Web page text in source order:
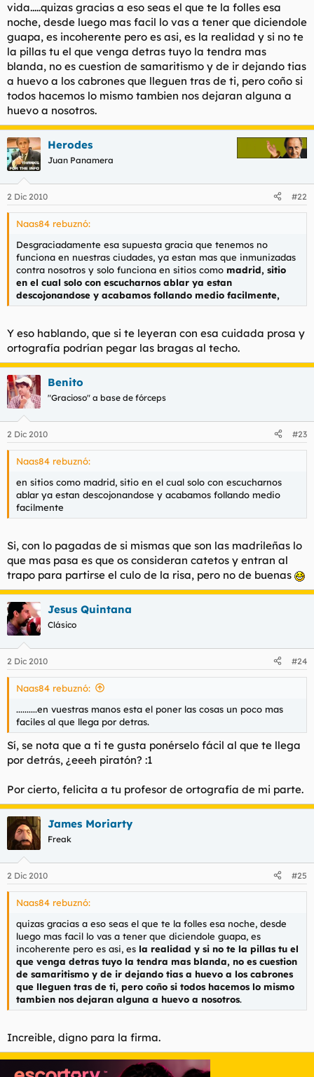
vida.....quizas gracias a eso seas el que te la folles esa
noche, desde luego mas facil lo vas a tener que diciendole
guapa, es incoherente pero es asi, es la realidad y si no te
la pillas tu el que venga detras tuyo la tendra mas
blanda, no es cuestion de samaritismo y de ir dejando tias
a huevo a los cabrones que lleguen tras de ti, pero coño si
todos hacemos lo mismo tambien nos dejaran alguna a
huevo a nosotros.
Herodes
Juan Panamera
2 Dic 2010 #22
Naas84 rebuznó:
Desgraciadamente esa supuesta gracia que tenemos no
funciona en nuestras ciudades, ya estan mas que inmunizadas
contra nosotros y solo funciona en sitios como madrid, sitio
en el cual solo con escucharnos ablar ya estan
descojonandose y acabamos follando medio facilmente,
Y eso hablando, que si te leyeran con esa cuidada prosa y
ortografía podrían pegar las bragas al techo.
Benito
"Gracioso" a base de fórceps
2 Dic 2010 #23
Naas84 rebuznó:
en sitios como madrid, sitio en el cual solo con escucharnos
ablar ya estan descojonandose y acabamos follando medio
facilmente
Si, con lo pagadas de si mismas que son las madrileñas lo
que mas pasa es que os consideran catetos y entran al
trapo para partirse el culo de la risa, pero no de buenas
Jesus Quintana
Clásico
2 Dic 2010 #24
Naas84 rebuznó:
..........en vuestras manos esta el poner las cosas un poco mas
faciles al que llega por detras.
Sí, se nota que a ti te gusta ponérselo fácil al que te llega
por detrás, ¿eeeh piratón? :1
Por cierto, felicita a tu profesor de ortografía de mi parte.
James Moriarty
Freak
2 Dic 2010 #25
Naas84 rebuznó:
quizas gracias a eso seas el que te la folles esa noche, desde
luego mas facil lo vas a tener que diciendole guapa, es
incoherente pero es asi, es la realidad y si no te la pillas tu el
que venga detras tuyo la tendra mas blanda, no es cuestion
de samaritismo y de ir dejando tias a huevo a los cabrones
que lleguen tras de ti, pero coño si todos hacemos lo mismo
tambien nos dejaran alguna a huevo a nosotros.
Increible, digno para la firma.